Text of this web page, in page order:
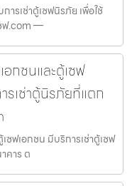
รเช่าตู้เซฟนิรภัย เพื่อใช้
ฟ.com —
กชนและตู้เซฟ
รเช่าตู้นิรภัยที่แตก
ฟเอกชน มีบริการเช่าตู้เซฟ
คาร ต